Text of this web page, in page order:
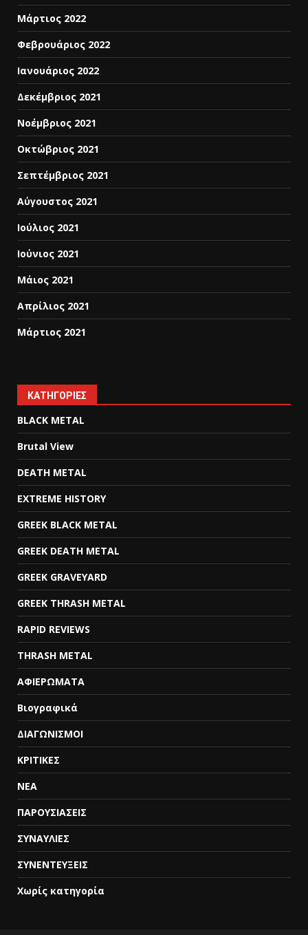
Μάρτιος 2022
Φεβρουάριος 2022
Ιανουάριος 2022
Δεκέμβριος 2021
Νοέμβριος 2021
Οκτώβριος 2021
Σεπτέμβριος 2021
Αύγουστος 2021
Ιούλιος 2021
Ιούνιος 2021
Μάιος 2021
Απρίλιος 2021
Μάρτιος 2021
KΑΤΗΓΟΡΊΕΣ
BLACK METAL
Brutal View
DEATH METAL
EXTREME HISTORY
GREEK BLACK METAL
GREEK DEATH METAL
GREEK GRAVEYARD
GREEK THRASH METAL
RAPID REVIEWS
THRASH METAL
ΑΦΙΕΡΩΜΑΤΑ
Βιογραφικά
ΔΙΑΓΩΝΙΣΜΟΙ
ΚΡΙΤΙΚΕΣ
ΝΕΑ
ΠΑΡΟΥΣΙΑΣΕΙΣ
ΣΥΝΑΥΛΙΕΣ
ΣΥΝΕΝΤΕΥΞΕΙΣ
Χωρίς κατηγορία